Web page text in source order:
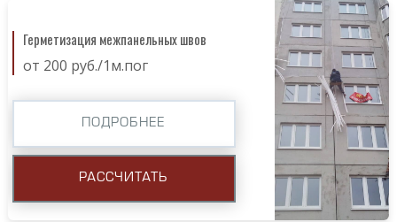
Герметизация межпанельных швов
от 200 руб./1м.пог
ПОДРОБНЕЕ
РАССЧИТАТЬ